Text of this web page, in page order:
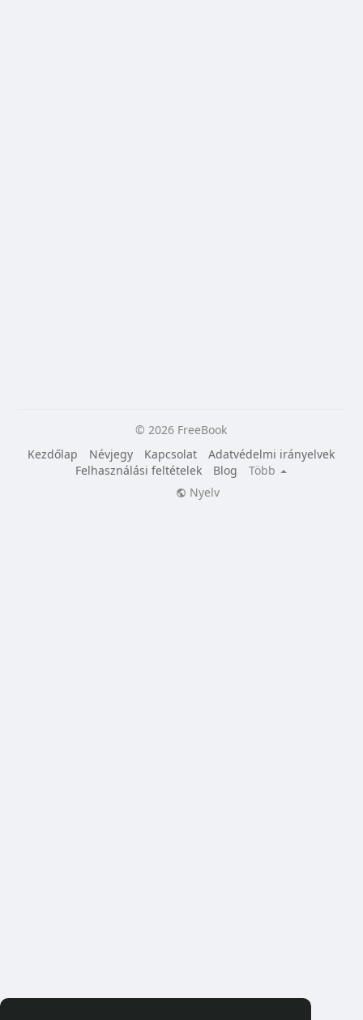
© 2026 FreeBook
Kezdőlap
Névjegy Kapcsolat
Adatvédelmi irányelvek
Felhasználási feltételek
Blog
Több
Nyelv